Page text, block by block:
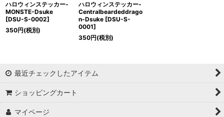
ハロウィンステッカー-
MONSTE-Dsuke
[DSU-S-0002]
350円(税別)
ハロウィンステッカー-
Centralbeardeddrago
n-Dsuke [DSU-S-
0001]
350円(税別)
最近チェックしたアイテム
ショッピングカート
マイページ